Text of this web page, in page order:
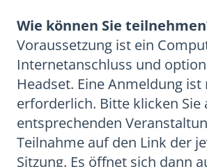
Wie können Sie
Voraussetzung ist ein
Internetanschluss und
Headset. Eine Anmeldung ist
erforderlich. Bitte klicken Sie
entsprechenden
Teilnahme auf den Link der
Sitzung. Es öffnet sich dann